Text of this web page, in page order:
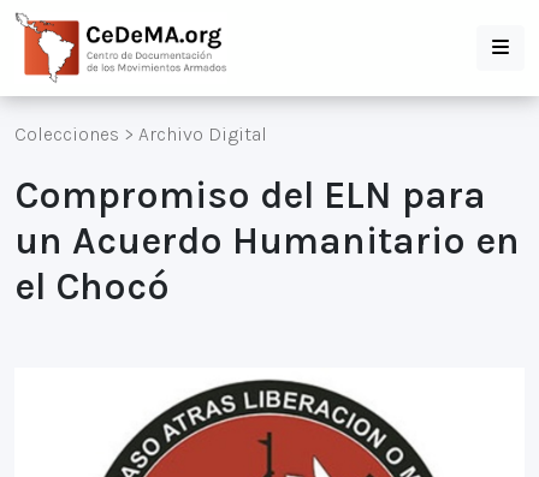
Colecciones > Archivo Digital
Compromiso del ELN para
un Acuerdo Humanitario en
el Chocó